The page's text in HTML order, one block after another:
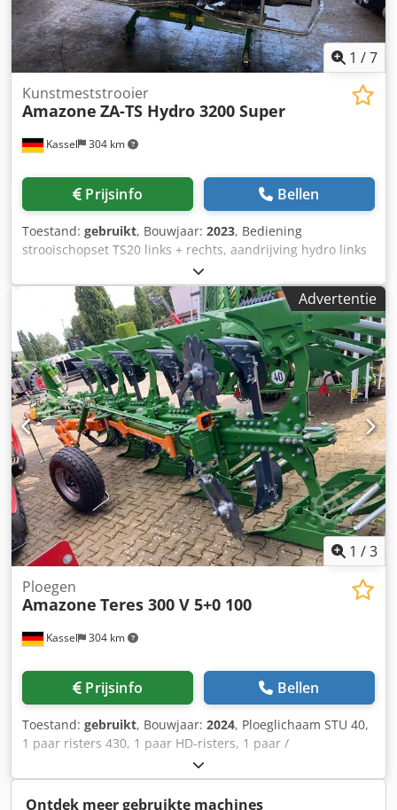
1 /7
Kassel 304 km
Kunstmeststrooier
Amazone ZA-TS Hydro 3200 Super
Prijsinfo Bellen
Toestand: gebruikt, Bouwjaar: 2023, Bediening
strooischopset TS20 links + rechts, aandrijving hydro links
+ rechts met Auto TS / en FlowControl hoofdschijf links +
rechts met AutoTS, buisbeschermbeugel, rol- en
parkeerinrichting draaibaar, werkverlichting,
hellingssensor voor weegsysteem / 16 stuks EasyCheck-
Dcedpfet A Tzwox Aqpsk
Advertentie
1 /3
Kassel 304 km
Ploegen
Amazone Teres 300 V 5+0 100
Prijsinfo Bellen
Toestand: gebruikt, Bouwjaar: 2024, Ploeglichaam STU 40,
1 paar risters 430, 1 paar HD-risters, 1 paar /
voorschoffelsteel voor framehoogte 80 voor hydraulische
overbelastingsbeveiliging voorschoffel M2, 1 paar /
schijfkouterhouder schijfkouter D 500 gekarteld
Ontdek meer gebruikte machines